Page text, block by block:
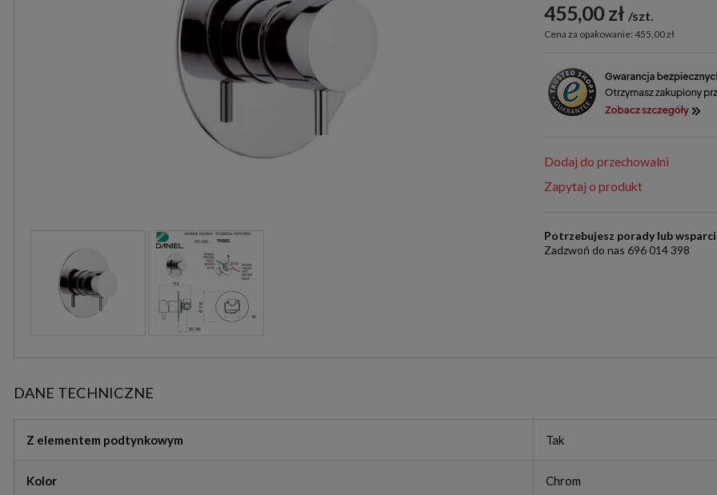
455,00 zł szt.
Cena za opakowanie: 455,00 zł
Dodaj do przechowalni
Zapytaj o produkt
Potrzebujesz porady lub
Zadzwoń do nas 696 014 398
DANE TECHNICZNE
Z elementem podtynkowym Tak
Kolor Chrom